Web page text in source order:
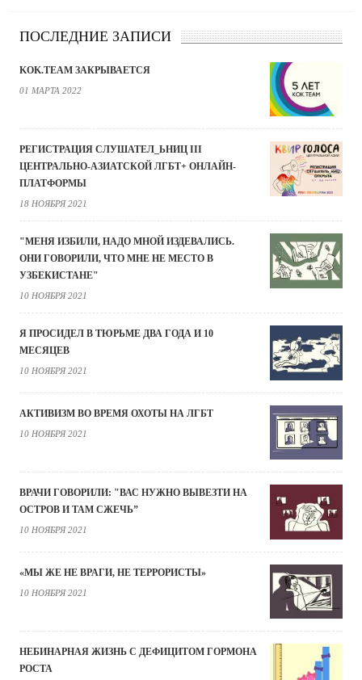
ПОСЛЕДНИЕ ЗАПИСИ
KOK.TEAM ЗАКРЫВАЕТСЯ
01 МАРТА 2022
РЕГИСТРАЦИЯ СЛУШАТЕЛ_ЬНИЦ III
ЦЕНТРАЛЬНО-АЗИАТСКОЙ ЛГБТ+ ОНЛАЙН-
ПЛАТФОРМЫ
18 НОЯБРЯ 2021
"МЕНЯ ИЗБИЛИ, НАДО МНОЙ ИЗДЕВАЛИСЬ.
ОНИ ГОВОРИЛИ, ЧТО МНЕ НЕ МЕСТО В
УЗБЕКИСТАНЕ"
10 НОЯБРЯ 2021
Я ПРОСИДЕЛ В ТЮРЬМЕ ДВА ГОДА И 10
МЕСЯЦЕВ
10 НОЯБРЯ 2021
АКТИВИЗМ ВО ВРЕМЯ ОХОТЫ НА ЛГБТ
10 НОЯБРЯ 2021
ВРАЧИ ГОВОРИЛИ: "ВАС НУЖНО ВЫВЕЗТИ НА
ОСТРОВ И ТАМ СЖЕЧЬ”
10 НОЯБРЯ 2021
«МЫ ЖЕ НЕ ВРАГИ, НЕ ТЕРРОРИСТЫ»
10 НОЯБРЯ 2021
НЕБИНАРНАЯ ЖИЗНЬ С ДЕФИЦИТОМ ГОРМОНА
РОСТА